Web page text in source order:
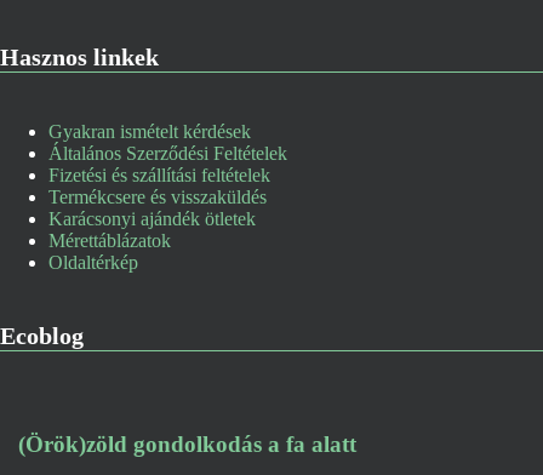
Hasznos linkek
Gyakran ismételt kérdések
Általános Szerződési Feltételek
Fizetési és szállítási feltételek
Termékcsere és visszaküldés
Karácsonyi ajándék ötletek
Mérettáblázatok
Oldaltérkép
Ecoblog
(Örök)zöld gondolkodás a fa alatt